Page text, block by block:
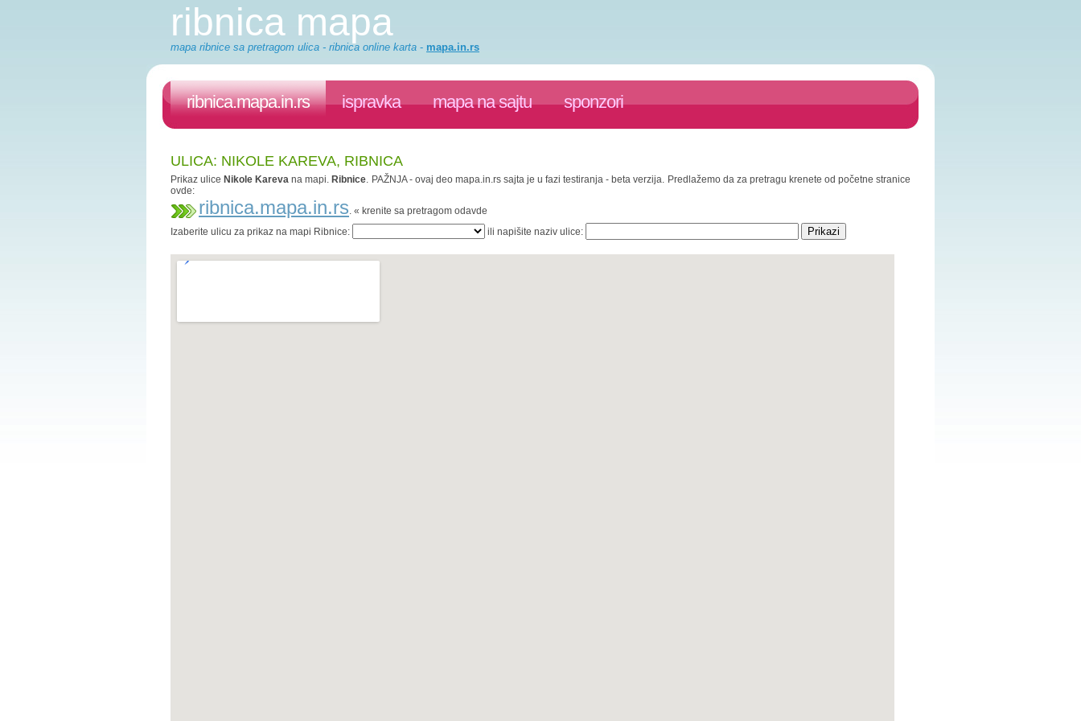
ribnica mapa
mapa ribnice sa pretragom ulica - ribnica online karta - mapa.in.rs
ribnica.mapa.in.rs ispravka mapa na sajtu sponzori
ULICA: NIKOLE KAREVA, RIBNICA
Prikaz ulice Nikole Kareva na mapi. Ribnice. PAŽNJA - ovaj deo mapa.in.rs sajta je u fazi testiranja - beta verzija. Predlažemo da za pretragu krenete od početne stranice
ovde:
ribnica.mapa.in.rs. « krenite sa pretragom odavde
Izaberite ulicu za prikaz na mapi Ribnice:
ili napišite naziv ulice: